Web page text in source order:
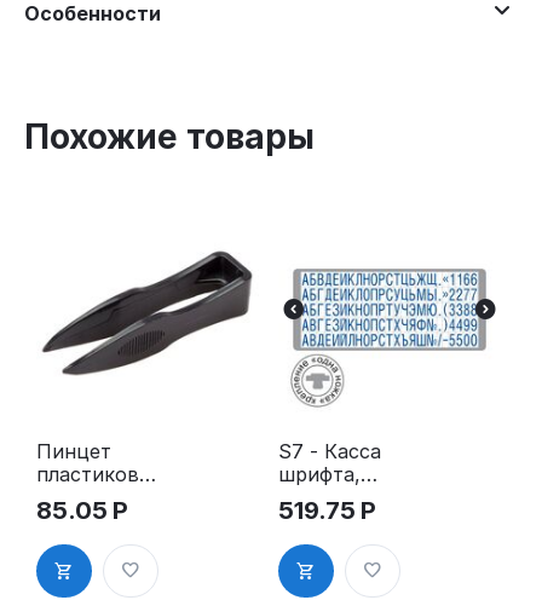
Особенности
Похожие товары
Пинцет
пластиковы
й
85.05 Р
S7 - Касса
шрифта,
6мм,
Express,
одна ножка
крепления
519.75 Р